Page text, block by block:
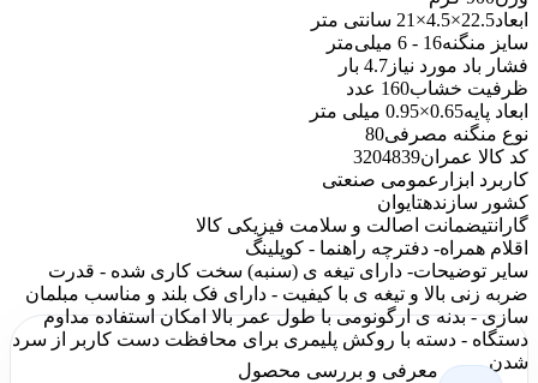
ابعاد22.5×4.5×21 سانتی متر
سایز منگنه16 - 6 میلی‌متر
فشار باد مورد نیاز 4.7 بار
ظرفیت خشاب160 عدد
ابعاد پایه0.65×0.95 میلی متر
نوع منگنه مصرفی80
کد کالا عمران3204839
کاربرد ابزار عمومی صنعتی
کشور سازندهتایوان
گارانتیضمانت اصالت و سلامت فیزیکی کالا
اقلام همراه- دفترچه راهنما - کوپلینگ
سایر توضیحات- دارای تیغه ی (سنبه) سخت کاری شده - قدرت
ضربه زنی بالا و تیغه ی با کیفیت - دارای فک بلند و مناسب مبلمان
سازی - بدنه ی ارگونومی با طول عمر بالا امکان استفاده مداوم
دستگاه - دسته با روکش پلیمری برای محافظت دست کاربر از سرد
شدن
معرفی و بررسی محصول